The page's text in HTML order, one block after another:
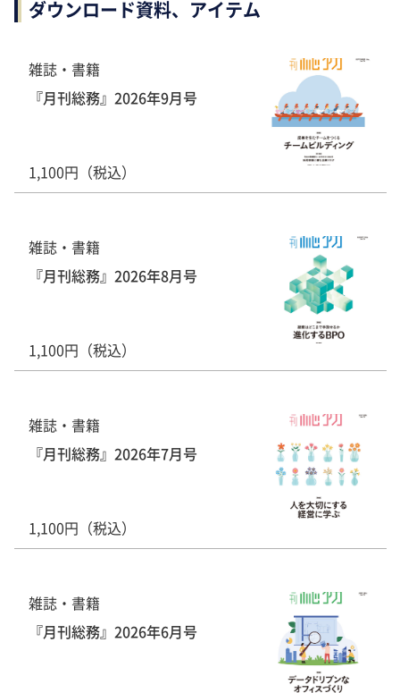
ダウンロード資料、アイテム
雑誌・書籍
『月刊総務』2026年9月号
1,100円（税込）
雑誌・書籍
『月刊総務』2026年8月号
1,100円（税込）
雑誌・書籍
『月刊総務』2026年7月号
1,100円（税込）
雑誌・書籍
『月刊総務』2026年6月号